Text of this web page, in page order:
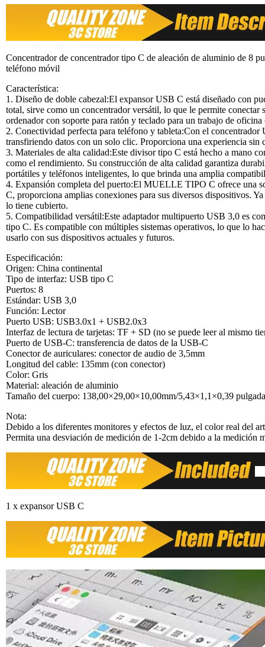
Concentrador de concentrador tipo C de aleación de aluminio de 8
teléfono móvil
Característica:
1. Diseño de doble cabezal:El expansor USB C está diseñado con
total, sirve como un concentrador versátil, lo que le permite
ordenador con soporte para ratón y teclado para un trabajo de oficina
2. Conectividad perfecta para teléfono y tableta:Con el
transfiriendo datos con un solo clic. Proporciona una experiencia
3. Materiales de alta calidad:Este divisor tipo C está hecho a mano
como el rendimiento. Su construcción de alta calidad garantiza
portátiles y teléfonos inteligentes, lo que brinda una amplia
4. Expansión completa del puerto:El MUELLE TIPO C ofrece una
C, proporciona amplias conexiones para sus diversos dispositivos.
lo tiene cubierto.
5. Compatibilidad versátil:Este adaptador multipuerto USB 3,0 es
tipo C. Es compatible con múltiples sistemas operativos, lo que lo
usarlo con sus dispositivos actuales y futuros.
Especificación:
Origen: China continental
Tipo de interfaz: USB tipo C
Puertos: 8
Estándar: USB 3,0
Función: Lector
Puerto USB: USB3.0x1 + USB2.0x3
Interfaz de lectura de tarjetas: TF + SD (no se puede leer al mismo
Puerto de USB-C: transferencia de datos de la USB-C
Conector de auriculares: conector de audio de 3,5mm
Longitud del cable: 135mm (con conector)
Color: Gris
Material: aleación de aluminio
Tamaño del cuerpo: 138,00×29,00×10,00mm/5,43×1,1×0,39
Nota:
Debido a los diferentes monitores y efectos de luz, el color real del
Permita una desviación de medición de 1-2cm debido a la medición
1 x expansor USB C